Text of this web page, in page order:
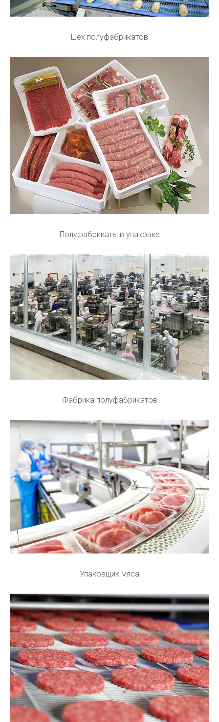
Цех полуфабрикатов
Полуфабрикаты в упаковке
Фабрика полуфабрикатов
Упаковщик мяса